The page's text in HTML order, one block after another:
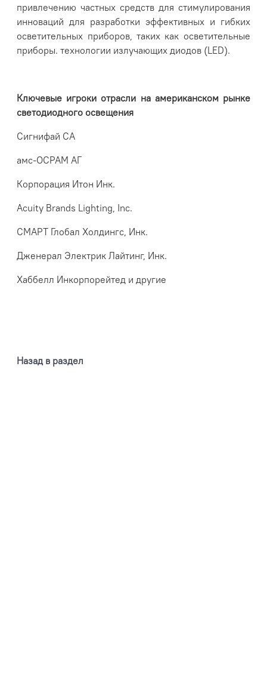
привлечению частных средств для стимулирования
инноваций для разработки эффективных и гибких
осветительных приборов, таких как осветительные
приборы. технологии излучающих диодов (LED).
Ключевые игроки отрасли на американском рынке
светодиодного освещения
Сигнифай СА
амс-ОСРАМ АГ
Корпорация Итон Инк.
Acuity Brands Lighting, Inc.
СМАРТ Глобал Холдингс, Инк.
Дженерал Электрик Лайтинг, Инк.
Хаббелл Инкорпорейтед и другие
Назад в раздел